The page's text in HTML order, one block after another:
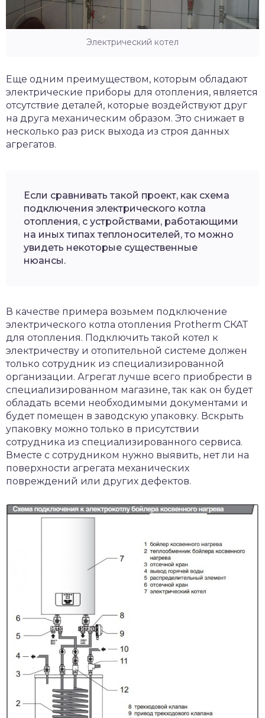
Электрический котел
Еще одним преимуществом, которым обладают
электрические приборы для отопления, является
отсутствие деталей, которые воздействуют друг
на друга механическим образом. Это снижает в
несколько раз риск выхода из строя данных
агрегатов.
Если сравнивать такой проект, как схема
подключения электрического котла
отопления, с устройствами, работающими
на иных типах теплоносителей, то можно
увидеть некоторые существенные
нюансы.
В качестве примера возьмем подключение
электрического котла отопления Protherm СКАТ
для отопления. Подключить такой котел к
электричеству и отопительной системе должен
только сотрудник из специализированной
организации. Агрегат лучше всего приобрести в
специализированном магазине, так как он будет
обладать всеми необходимыми документами и
будет помещен в заводскую упаковку. Вскрыть
упаковку можно только в присутствии
сотрудника из специализированного сервиса.
Вместе с сотрудником нужно выявить, нет ли на
поверхности агрегата механических
повреждений или других дефектов.